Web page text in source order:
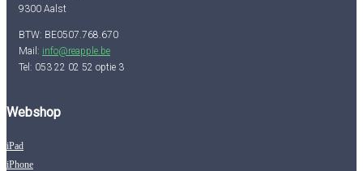
9300 Aalst
BTW: BE0507.768.670
Mail: info@reapple.be
Tel: 053 22 02 52 optie 3
Webshop
iPad
iPhone